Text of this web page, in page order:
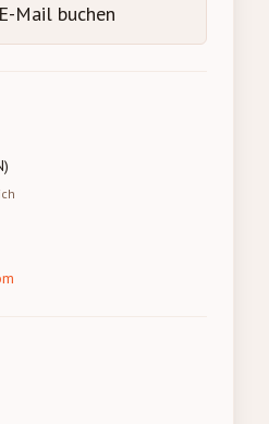
Mail buchen